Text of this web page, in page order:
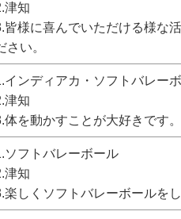
津知
皆様に喜んでいただける様な
さい。
インディアカ・ソフトバレー
津知
体を動かすことが大好きです
ソフトバレーボール
津知
楽しくソフトバレーボールをし